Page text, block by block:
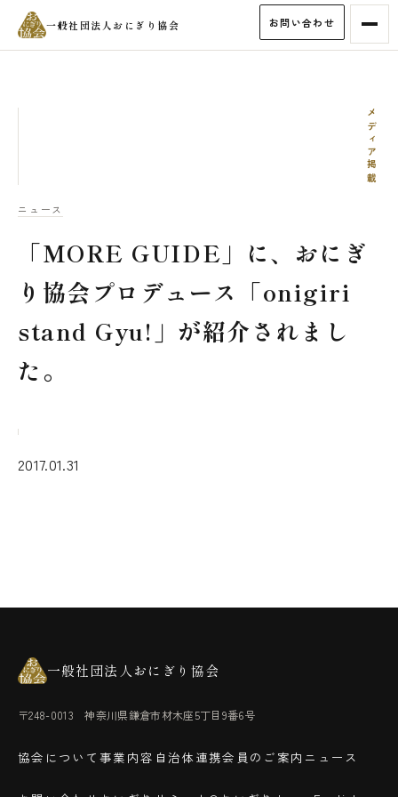
一般社団法人おにぎり協会 お問い合わせ
メディア掲載
ニュース
「MORE GUIDE」に、おにぎ
り協会プロデュース「onigiri
stand Gyu!」が紹介されまし
た。
2017.01.31
一般社団法人おにぎり協会
〒248-0013 神奈川県鎌倉市材木座5丁目9番6号
協会について事業内容 自治体連携会員のご案内 ニュース